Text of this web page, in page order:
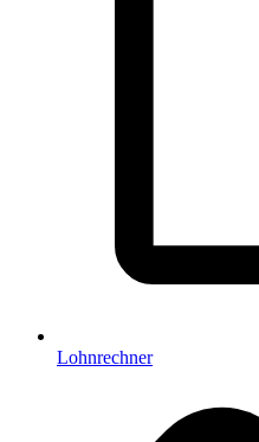
Lohnrechner